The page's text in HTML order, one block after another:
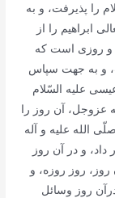
را پذیرفت، و به
ابراهیم را از
و روزی است که
و به جهت سپاس
علیه السّلام
آن روز را
الله علیه و آله
داد، و در آن روز
روز روزه، و
روز وسائل